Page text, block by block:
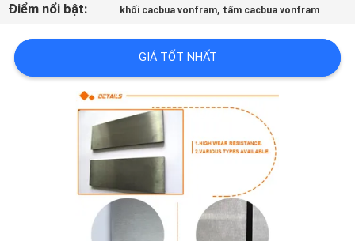
LIÊN
HỆ
Điểm nổi bật: khối cacbua vonfram, tấm cacbua vonfram
GIÁ TỐT NHẤT